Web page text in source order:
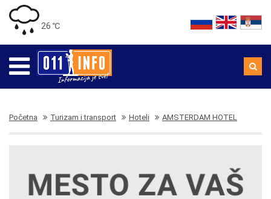
26 ℃
Početna Turizam i transport Hoteli AMSTERDAM HOTEL